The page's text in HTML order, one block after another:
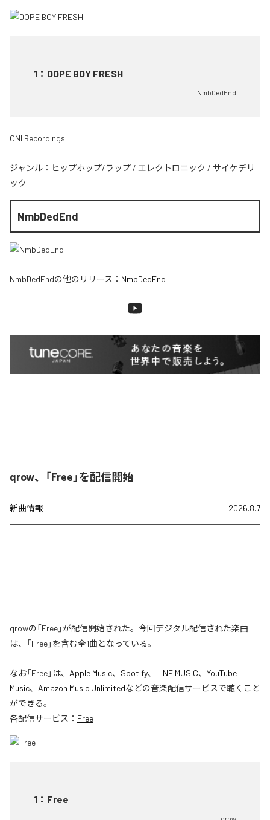
1 ： DOPE BOY FRESH
NmbDedEnd
ONI Recordings
ジャンル： ヒップホップ/ラップ / エレクトロニック / サイケデリ
ック
NmbDedEnd
NmbDedEndの他のリリース： NmbDedEnd
qrow、「Free」を配信開始
新曲情報 2026.8.7
qrowの「Free」が配信開始された。今回デジタル配信された楽曲
は、「Free」を含む全1曲となっている。
なお「Free」は、 Apple Music、 Spotify、 LINE MUSIC、 YouTube
Music、 Amazon Music Unlimitedなどの音楽配信サービスで聴くこと
ができる。
各配信サービス： Free
1 ： Free